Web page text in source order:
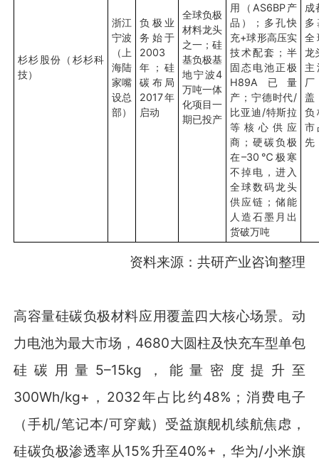
杉杉股份（杉杉科
技）
浙江
宁波
（上
海陆
家嘴
设总
部）
负极业
务始于
2003
年；硅
碳布局
2017年
启动
全球负极
材料龙头
之一；硅
基负极基
地宁波4
万吨一体
化项目一
期已投产
用（AS6BP产
品）；多孔快
充+球形高压实
技术配套；半
固态电池正极
H89A已量
产；宁德时代/
比亚迪/特斯拉
等核心供应
商；硬碳负极
在–30℃极寒
不掉电，进入
全球数码龙头
供应链；储能
人造石墨月出
货破万吨
成
全
龙
盖
负
市
先
资料来源：共研产业咨询整理
高容量硅碳负极材料应用覆盖四大核心场景。动
力电池为最大市场，4680大圆柱及快充车型单包
硅碳用量5–15kg，能量密度提升至
300Wh/kg+，2032年占比约48%；消费电子
（手机/笔记本/可穿戴）受益旗舰机续航焦虑，
硅碳负极渗透率从15%升至40%+，华为/小米旗